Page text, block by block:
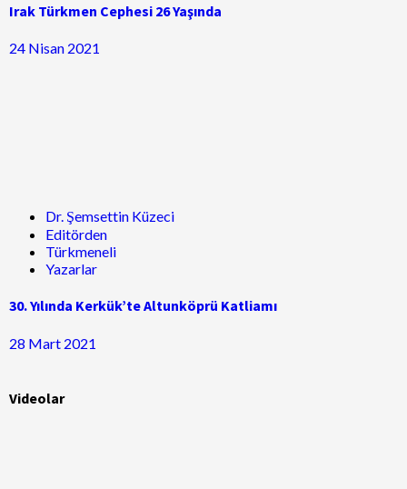
Irak Türkmen Cephesi 26 Yaşında
24 Nisan 2021
Dr. Şemsettin Küzeci
Editörden
Türkmeneli
Yazarlar
30. Yılında Kerkük’te Altunköprü Katliamı
28 Mart 2021
Videolar